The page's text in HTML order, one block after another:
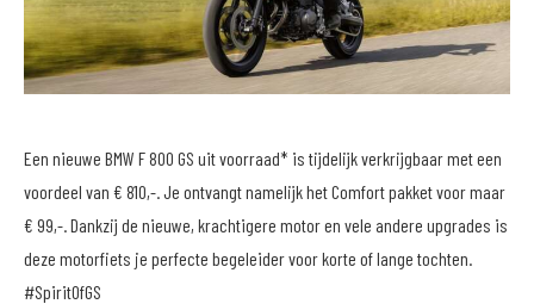
Een nieuwe BMW F 800 GS uit voorraad* is tijdelijk verkrijgbaar met een
voordeel van € 810,-. Je ontvangt namelijk het Comfort pakket voor maar
€ 99,-. Dankzij de nieuwe, krachtigere motor en vele andere upgrades is
deze motorfiets je perfecte begeleider voor korte of lange tochten.
#SpiritOfGS